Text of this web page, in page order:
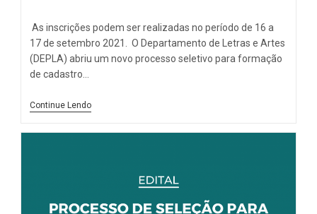
As inscrições podem ser realizadas no período de 16 a
17 de setembro 2021. O Departamento de Letras e Artes
(DEPLA) abriu um novo processo seletivo para formação
de cadastro…
Continue Lendo